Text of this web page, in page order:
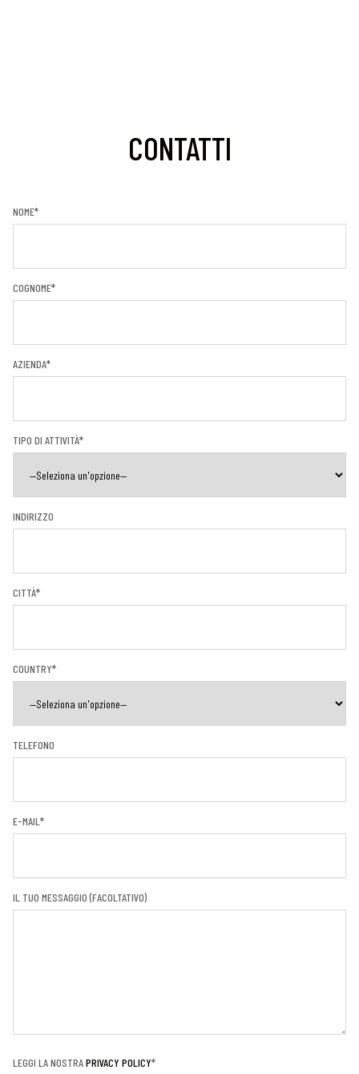
CONTATTI
NOME*
COGNOME*
AZIENDA*
TIPO DI ATTIVITÀ*
INDIRIZZO
CITTÀ*
COUNTRY*
TELEFONO
E-MAIL*
IL TUO MESSAGGIO (FACOLTATIVO)
LEGGI LA NOSTRAPRIVACY POLICY*